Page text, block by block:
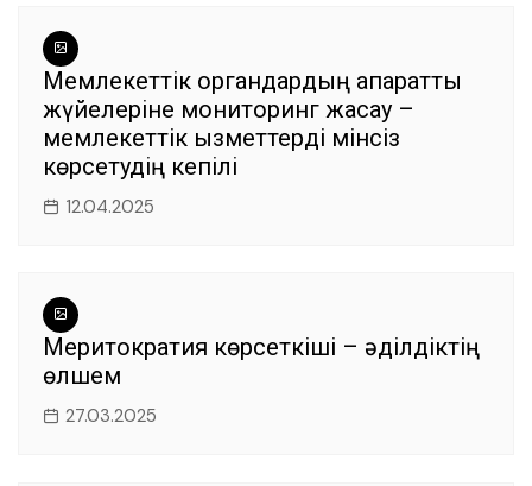
Мемлекеттік органдардың ақпараттық
жүйелеріне мониторинг жасау –
мемлекеттік қызметтерді мінсіз
көрсетудің кепілі
12.04.2025
Меритократия көрсеткіші – әділдіктің
өлшем
27.03.2025